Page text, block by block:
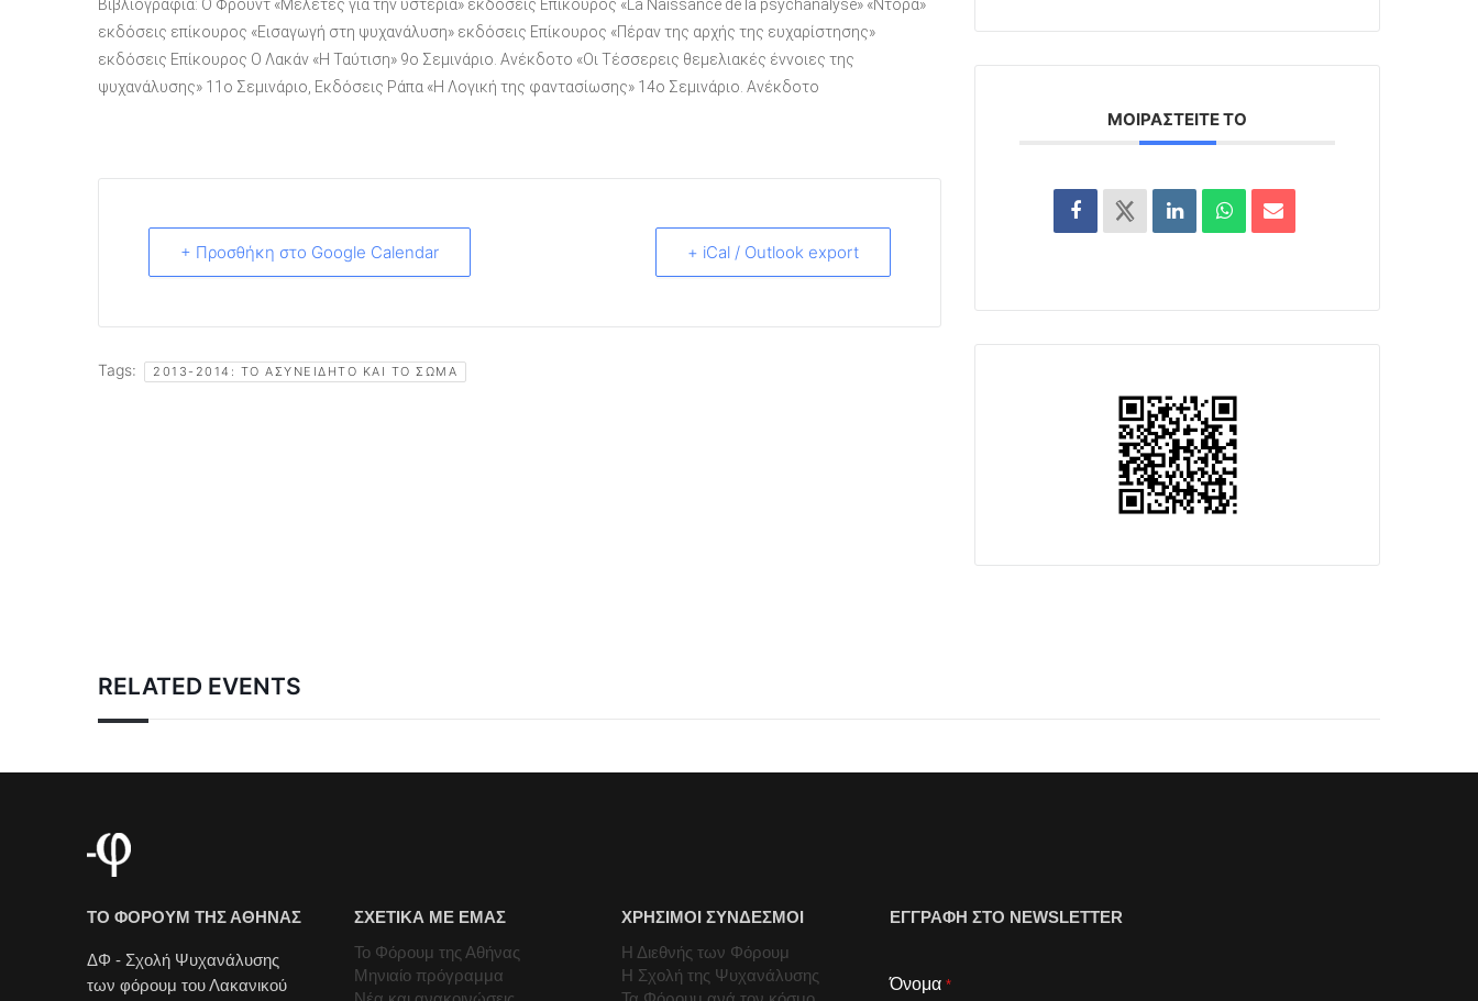
Βιβλιογραφία: Ο Φρόυντ «Μελέτες για την υστερία» εκδόσεις Επίκουρος «La Naissance de la psychanalyse» «Ντόρα»
εκδόσεις επίκουρος «Εισαγωγή στη ψυχανάλυση» εκδόσεις Επίκουρος «Πέραν της αρχής της ευχαρίστησης»
εκδόσεις Επίκουρος Ο Λακάν «Η Ταύτιση» 9ο Σεμινάριο. Ανέκδοτο «Οι Τέσσερεις θεμελιακές έννοιες της
ψυχανάλυσης» 11o Σεμινάριο, Εκδόσεις Ράπα «Η Λογική της φαντασίωσης» 14ο Σεμινάριο. Ανέκδοτο
+ Προσθήκη στο Google Calendar + iCal / Outlook export
Tags: 2013-2014: ΤΟ ΑΣΥΝΕΊΔΗΤΟ ΚΑΙ ΤΟ ΣΏΜΑ
ΜΟΙΡΑΣΤΕΊΤΕ ΤΟ
RELATED EVENTS
ΤΟ ΦΟΡΟΥΜ ΤΗΣ ΑΘΗΝΑΣ
ΔΦ - Σχολή Ψυχανάλυσης
των φόρουμ του Λακανικού
ΣΧΕΤΙΚΑ ΜΕ ΕΜΑΣ
Το Φόρουμ της Αθήνας
Μηνιαίο πρόγραμμα
ΧΡΗΣΙΜΟΙ ΣΥΝΔΕΣΜΟΙ
Η Διεθνής των Φόρουμ
Η Σχολή της Ψυχανάλυσης
ΕΓΓΡΑΦΗ ΣΤΟ NEWSLETTER
Όνομα *